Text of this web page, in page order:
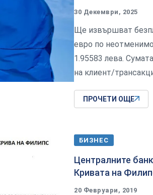
30 Декември, 2025
Ще извършват
евро по
1.95583 лева.
на клиент/
ПРОЧЕТИ ОЩЕ
БИЗНЕС
Централните
Кривата на
20 Февруари, 2019